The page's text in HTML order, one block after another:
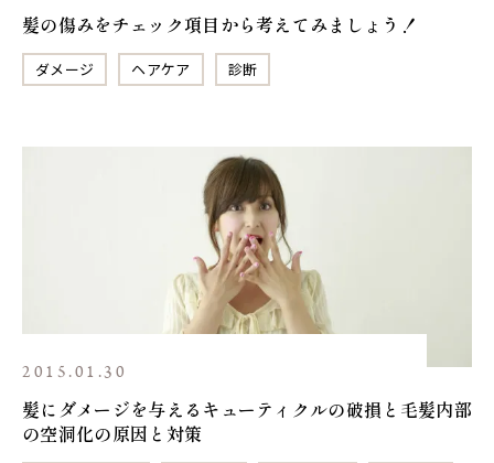
髪の傷みをチェック項目から考えてみましょう！
ダメージ ヘアケア 診断
2015.01.30
髪にダメージを与えるキューティクルの破損と毛髪内部
の空洞化の原因と対策